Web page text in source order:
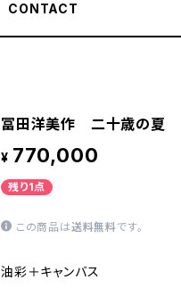
CONTACT
冨田洋美作 二十歳の夏
¥ 770,000
残り1点
この商品は送料無料です。
油彩＋キャンバス